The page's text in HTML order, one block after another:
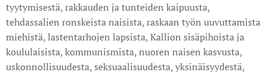
tyytymisestä, rakkauden ja tunteiden kaipuusta,
tehdassalien ronskeista naisista, raskaan työn uuvuttamista
miehistä, lastentarhojen lapsista, Kallion sisäpihoista ja
koululaisista, kommunismista, nuoren naisen kasvusta,
uskonnollisuudesta, seksuaalisuudesta, yksinäisyydestä,